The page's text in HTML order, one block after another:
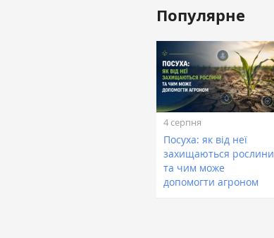
Популярне
4 серпня
Посуха: як від неї
захищаються рослини
та чим може
допомогти агроном